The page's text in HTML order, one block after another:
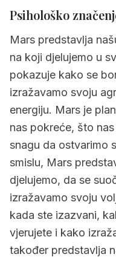
Poznate
Mars
10. Često
Psihološko
Mars predstavlja
na koji djelujemo u
pokazuje kako se
izražavamo svoju
energiju. Mars je
nas pokreće, što
snagu da ostvarimo
smislu, Mars
djelujemo, da se
izražavamo svoju
kada ste izazvani,
vjerujete i kako
također predstavlja